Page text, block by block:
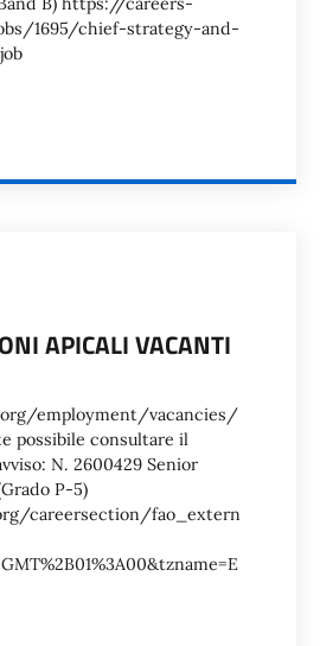
1695/chief-strategy-and-
APICALI VACANTI
employment/vacancies/
possibile consultare il
N. 2600429 Senior
P-5)
careersection/fao_extern